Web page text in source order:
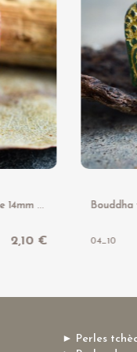
P
erles Bouddha rouge brique bronze 14mm X2 Perles verre tchèque
2,10 € 04_10
► Perles